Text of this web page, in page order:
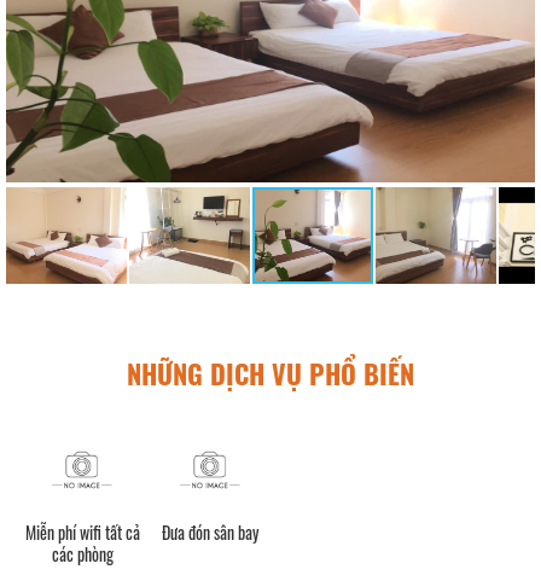
NHỮNG DỊCH VỤ PHỔ BIẾN
Miễn phí wifi tất cả
các phòng
Đưa đón sân bay